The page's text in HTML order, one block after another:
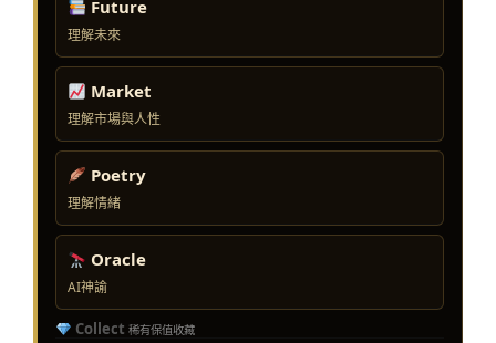
Future
理解未來
Market
理解市場與人性
Poetry
理解情緒
Oracle
AI神諭
Collect 稀有保值收藏